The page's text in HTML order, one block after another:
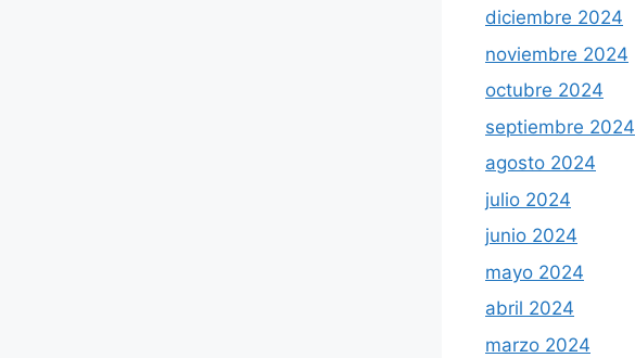
diciembre 2024
noviembre 2024
octubre 2024
septiembre 2024
agosto 2024
julio 2024
junio 2024
mayo 2024
abril 2024
marzo 2024